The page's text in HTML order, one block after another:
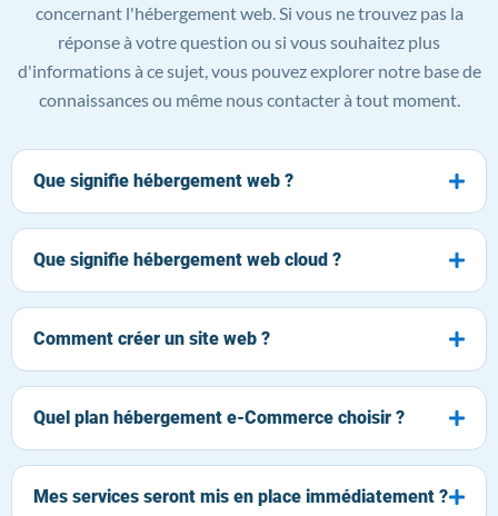
concernant l'hébergement web. Si vous ne trouvez pas la
réponse à votre question ou si vous souhaitez plus
d'informations à ce sujet, vous pouvez explorer notre base de
connaissances ou même nous contacter à tout moment.
Que signifie hébergement web ?
Que signifie hébergement web cloud ?
Comment créer un site web ?
Quel plan hébergement e-Commerce choisir ?
Mes services seront mis en place immédiatement ?